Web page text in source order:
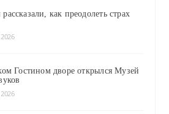
как преодолеть страх
Гостином дворе открылся Музей